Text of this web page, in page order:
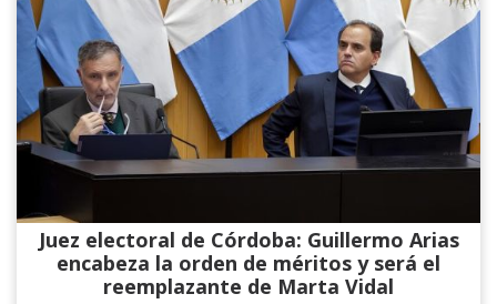
Juez electoral de Córdoba: Guillermo Arias
encabeza la orden de méritos y será el
reemplazante de Marta Vidal